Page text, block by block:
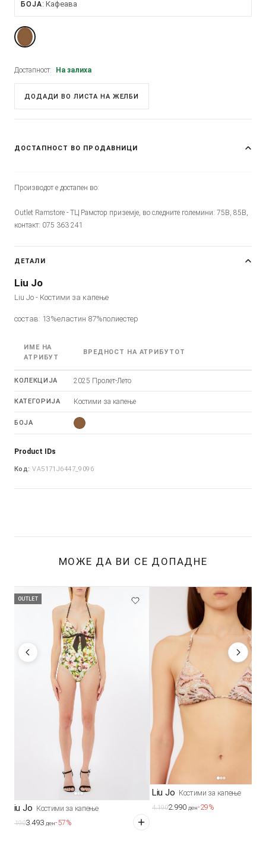
БОЈА Кафеава
Достапност: На залиха
ДОДАДИ ВО ЛИСТА НА ЖЕЛБИ
ДОСТАПНОСТ ВО ПРОДАВНИЦИ
Производот е достапен во:
Outlet Ramstore - ТЦ Рамстор приземје, во следните големини: 75B, 85B,
контакт: 075 363 241
ДЕТАЛИ
Liu Jo
Liu Jo - Костими за капење
состав: 13%еластин 87%полиестер
ИМЕ НА
АТРИБУТ
ВРЕДНОСТ НА АТРИБУТОТ
КОЛЕКЦИЈА 2025 Пролет-Лето
КАТЕГОРИЈА Костими за капење
БОЈА
Product IDs
Код: VA5171J6447_9096
МОЖЕ ДА ВИ СЕ ДОПАДНЕ
OUTLET
Liu Jo Костими за капење
8.1903.493 ден-57%
Liu Jo Костими за капење
4.1902.990 ден-29%